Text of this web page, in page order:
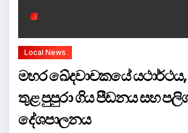
Local News
මහර ඛේදවාචකයේ යථාර්ථය,
තුළ පුපුරා ගිය පීඩනය සහ
දේශපාලනය